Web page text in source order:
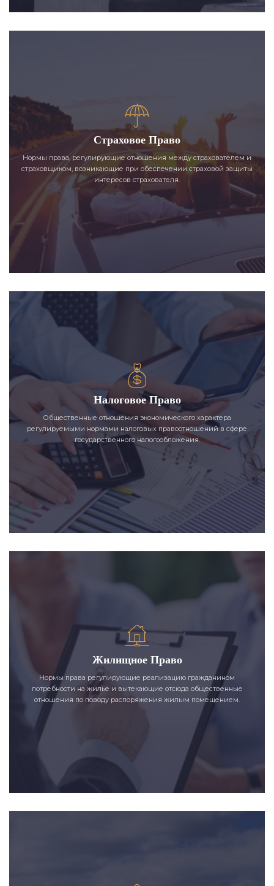
Страховое Право
Нормы права, регулирующие отношения между страхователем и
страховщиком, возникающие при обеспечении страховой защиты
интересов страхователя.
Налоговое Право
Общественные отношения экономического характера
регулируемыми нормами налоговых правоотношений в сфере
государственного налогообложения.
Жилищное Право
Нормы права регулирующие реализацию гражданином
потребности на жилье и вытекающие отсюда общественные
отношения по поводу распоряжения жилым помещением.